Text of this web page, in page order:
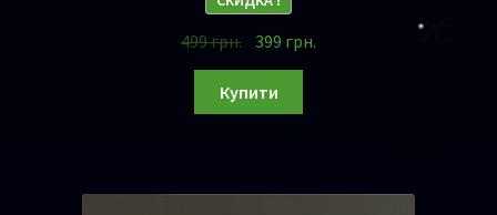
499грн. 399 грн.
Купити